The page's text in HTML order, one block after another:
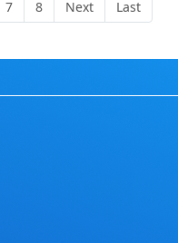
7 8 Next Last